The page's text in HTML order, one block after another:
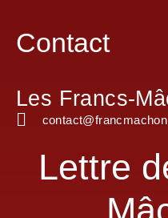
Contact
Les Francs-
Lettre